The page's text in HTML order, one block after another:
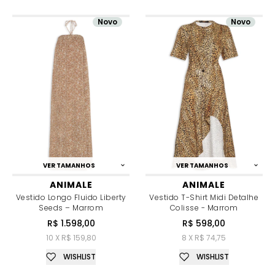
VER TAMANHOS
ANIMALE
Vestido Longo Fluido Liberty
Seeds – Marrom
R$ 1.598,00
10 X R$ 159,80
Novo
WISHLIST
VER TAMANHOS
ANIMALE
Vestido T-Shirt Midi Detalhe
Colisse - Marrom
R$ 598,00
8 X R$ 74,75
Novo
WISHLIST